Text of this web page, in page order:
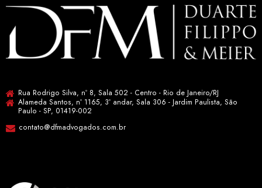
Rua Rodrigo Silva, nº 8, Sala 502 - Centro - Rio de Janeiro/RJ
Alameda Santos, nº 1165, 3º andar, Sala 306 - Jardim Paulista, São
Paulo - SP, 01419-002
contato@dfmadvogados.com.br